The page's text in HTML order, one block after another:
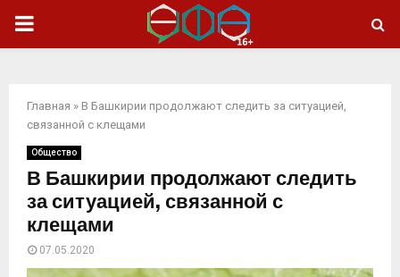
ОСНОВНОЕ
Главная » В Башкирии продолжают следить за ситуацией,
связанной с клещами
Общество
В Башкирии продолжают следить
за ситуацией, связанной с
клещами
07.05.2020